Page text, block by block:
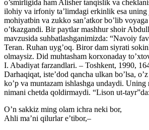
o’smirligida ham Alisher tanqislik va
ilohiy va irfoniy ta’limdagi erkinlik esa uning
mohiyatbin va zukko san’atkor bo’lib
o’tkazgandi. Bir paytlar mashhur shoir
mavzusida suhbatlashganimizda: “Navoiy
Teran. Ruhan uyg’oq. Biror dam siyrati
olmaysiz. Did muhtasham korxonaday
I. Abadiyat farzandlari. – Toshkent, 1990,
Darhaqiqat, iste’dod qancha ulkan bo’lsa,
ko’p va muntazam ishlashga undaydi. Uning
nimani chetda qoldirmaydi. “Lison ut-tayr”da:
O’n sakkiz ming olam ichra neki bor,
Ahli ma’ni qilurlar e’tibor,–